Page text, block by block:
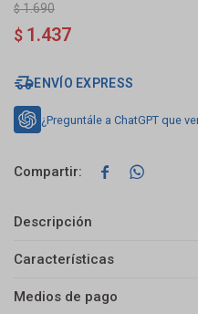
$ 1.437
$ 1.690
ENVÍO EXPRESS
¿Preguntále a ChatGPT que
 
Descripción
Características
Medios de pago